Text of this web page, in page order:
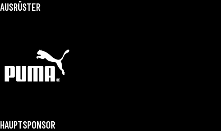
AUSRÜSTER
HAUPTSPONSOR